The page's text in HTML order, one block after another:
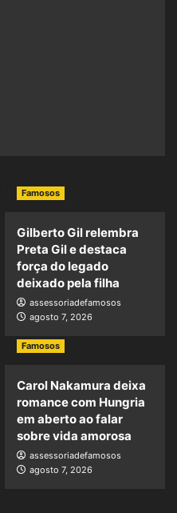
Famosos
Gilberto Gil relembra
Preta Gil e destaca
força do legado
deixado pela filha
assessoriadefamosos
agosto 7, 2026
Famosos
Carol Nakamura deixa
romance com Hungria
em aberto ao falar
sobre vida amorosa
assessoriadefamosos
agosto 7, 2026